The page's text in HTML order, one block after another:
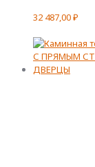
32 487,00₽